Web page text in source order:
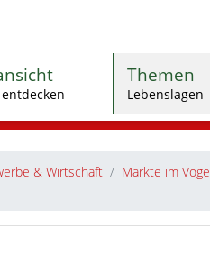
Themen
Lebenslagen
& Wirtschaft
Märkte im